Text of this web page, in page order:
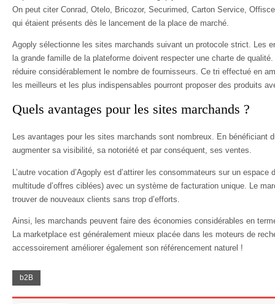
On peut citer Conrad, Otelo, Bricozor, Securimed, Carton Service,
qui étaient présents dès le lancement de la place de marché.
Agoply sélectionne les sites marchands suivant un protocole strict. Les
la grande famille de la plateforme doivent respecter une charte de
réduire considérablement le nombre de fournisseurs. Ce tri effectué en
les meilleurs et les plus indispensables pourront proposer des produits
Quels avantages pour les sites marchands ?
Les avantages pour les sites marchands sont nombreux. En bénéficiant
augmenter sa visibilité, sa notoriété et par conséquent, ses ventes.
L’autre vocation d’Agoply est d’attirer les consommateurs sur un
multitude d’offres ciblées) avec un système de facturation unique. Le
trouver de nouveaux clients sans trop d’efforts.
Ainsi, les marchands peuvent faire des économies considérables en
La marketplace est généralement mieux placée dans les moteurs de
accessoirement améliorer également son référencement naturel !
b2B